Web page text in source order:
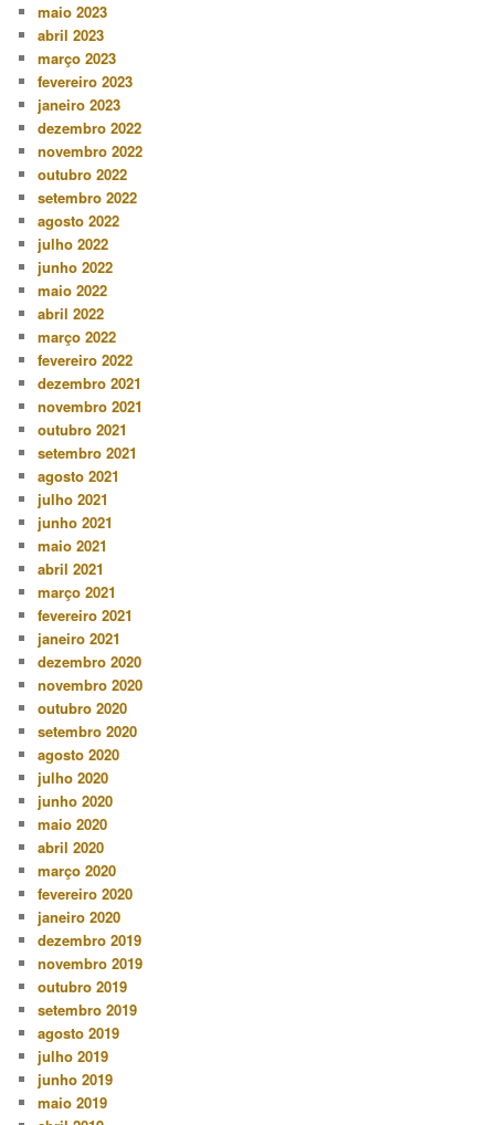
maio 2023
abril 2023
março 2023
fevereiro 2023
janeiro 2023
dezembro 2022
novembro 2022
outubro 2022
setembro 2022
agosto 2022
julho 2022
junho 2022
maio 2022
abril 2022
março 2022
fevereiro 2022
dezembro 2021
novembro 2021
outubro 2021
setembro 2021
agosto 2021
julho 2021
junho 2021
maio 2021
abril 2021
março 2021
fevereiro 2021
janeiro 2021
dezembro 2020
novembro 2020
outubro 2020
setembro 2020
agosto 2020
julho 2020
junho 2020
maio 2020
abril 2020
março 2020
fevereiro 2020
janeiro 2020
dezembro 2019
novembro 2019
outubro 2019
setembro 2019
agosto 2019
julho 2019
junho 2019
maio 2019